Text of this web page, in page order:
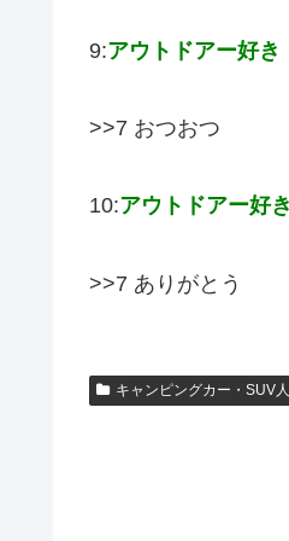
9:アウトドアー好き
>>7 おつおつ
10:アウトドアー好き
>>7 ありがとう
キャンピングカー・SUV